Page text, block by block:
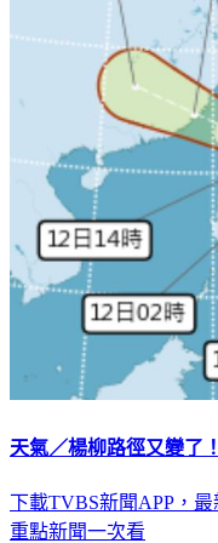
天氣／楊柳路徑又變了
下載TVBS新聞APP，
重點新聞一次看